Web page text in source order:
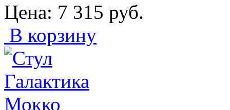
Цена: 7 315 руб.
В корзину